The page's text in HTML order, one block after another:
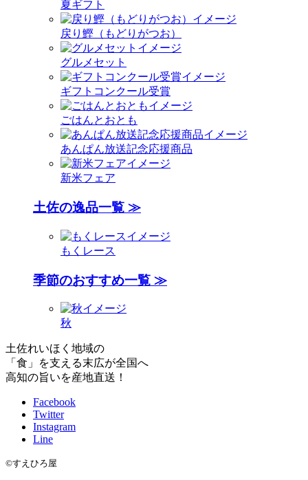
夏ギフト
戻り鰹（もどりがつお）
グルメセット
ギフトコンクール受賞
ごはんとおとも
あんぱん放送記念応援商品
新米フェア
土佐の逸品一覧 ≫
もくレース
季節のおすすめ一覧 ≫
秋
土佐れいほく地域の
「食」を支える末広が全国へ
高知の旨いを産地直送！
Facebook
Twitter
Instagram
Line
©すえひろ屋